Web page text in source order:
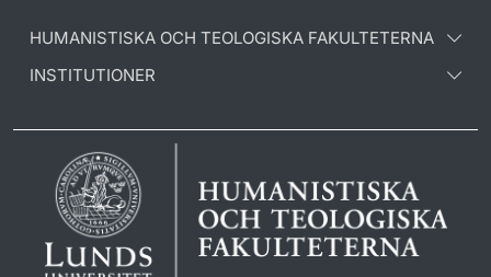
HUMANISTISKA OCH TEOLOGISKA FAKULTETERNA
INSTITUTIONER